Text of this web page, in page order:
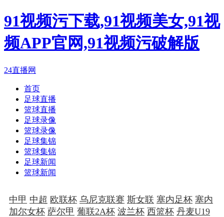
91视频污下载,91视频美女,91视
频APP官网,91视频污破解版
24直播网
首页
足球直播
篮球直播
足球录像
篮球录像
足球集锦
篮球集锦
足球新闻
篮球新闻
中甲 中超 欧联杯 乌尼克联赛 斯女联 塞内足杯 塞内
加尔女杯 萨尔甲 葡联2A杯 波兰杯 西篮杯 丹麦U19